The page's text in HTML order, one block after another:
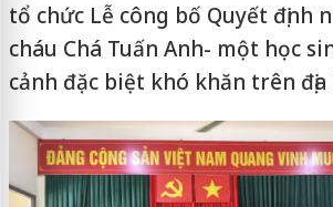
tổ chức Lễ công bố Quyết định
cháu Chá Tuấn Anh- một học
cảnh đặc biệt khó khăn trên địa